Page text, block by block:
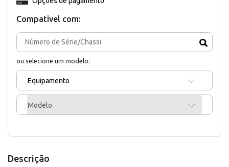
Compativel com:
ou selecione um modelo:
Equipamento
Modelo
Descrição